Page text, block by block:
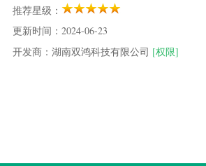
推荐星级：
更新时间：2024-06-23
开发商：湖南双鸿科技有限公司 [权限]